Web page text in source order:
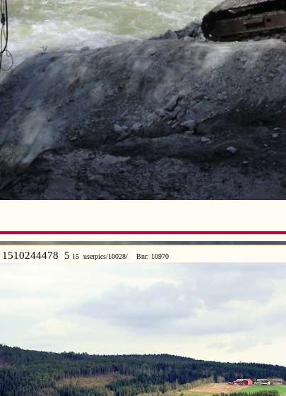
1510244478 5 15 userpics/10028/ Bnr: 10970